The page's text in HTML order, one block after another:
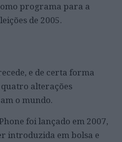
programa para a
de 2005.
e de certa forma
alterações
o mundo.
foi lançado em 2007,
introduzida em bolsa e